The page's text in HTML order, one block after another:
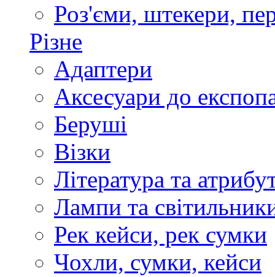
Роз'єми, штекери,
Різне
Адаптери
Аксесуари до
Беруші
Візки
Література та
Лампи та
Рек кейси, рек сумки
Чохли, сумки, кейси